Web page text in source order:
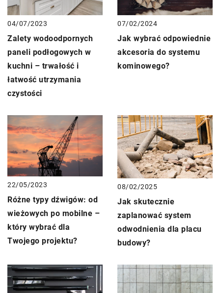
04/07/2023
Zalety wodoodpornych
paneli podłogowych w
kuchni – trwałość i
łatwość utrzymania
czystości
07/02/2024
Jak wybrać odpowiednie
akcesoria do systemu
kominowego?
22/05/2023
Różne typy dźwigów: od
wieżowych po mobilne –
który wybrać dla
Twojego projektu?
08/02/2025
Jak skutecznie
zaplanować system
odwodnienia dla placu
budowy?